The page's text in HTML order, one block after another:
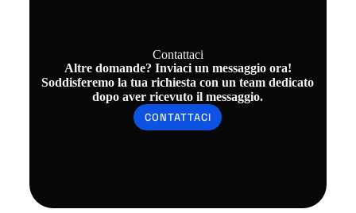
Contattaci
Altre domande? Inviaci un messaggio ora!
Soddisferemo la tua richiesta con un team dedicato
dopo aver ricevuto il messaggio.
CONTATTACI